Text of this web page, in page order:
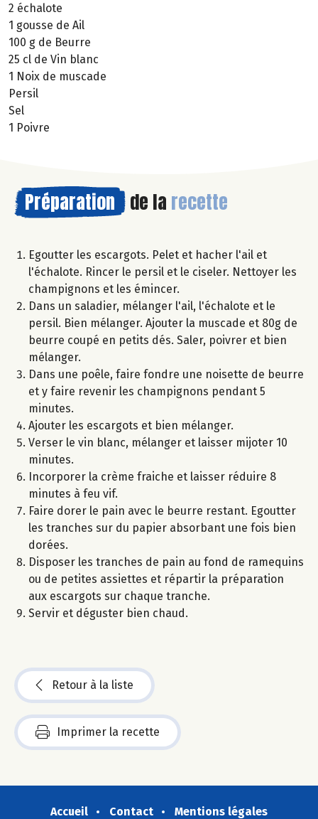
2 échalote
1 gousse de Ail
100 g de Beurre
25 cl de Vin blanc
1 Noix de muscade
Persil
Sel
1 Poivre
Préparation de la recette
Egoutter les escargots. Pelet et hacher l'ail et
l'échalote. Rincer le persil et le ciseler. Nettoyer les
champignons et les émincer.
Dans un saladier, mélanger l'ail, l'échalote et le
persil. Bien mélanger. Ajouter la muscade et 80g de
beurre coupé en petits dés. Saler, poivrer et bien
mélanger.
Dans une poêle, faire fondre une noisette de beurre
et y faire revenir les champignons pendant 5
minutes.
Ajouter les escargots et bien mélanger.
Verser le vin blanc, mélanger et laisser mijoter 10
minutes.
Incorporer la crème fraiche et laisser réduire 8
minutes à feu vif.
Faire dorer le pain avec le beurre restant. Egoutter
les tranches sur du papier absorbant une fois bien
dorées.
Disposer les tranches de pain au fond de ramequins
ou de petites assiettes et répartir la préparation
aux escargots sur chaque tranche.
Servir et déguster bien chaud.
Retour à la liste
Imprimer la recette
Accueil Contact
Mentions légales